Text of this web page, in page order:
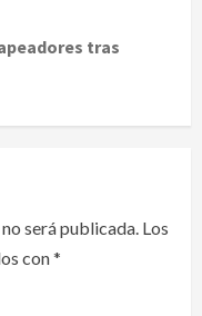
tras
será publicada. Los
con*